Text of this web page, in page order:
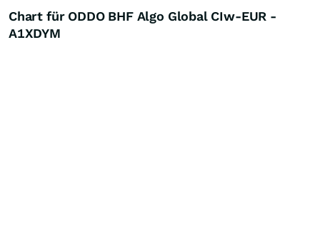
Chart für ODDO BHF Algo Global CIw-EUR -
A1XDYM